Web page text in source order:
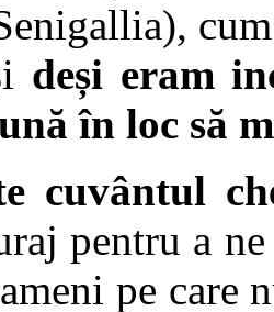
deși eram
în loc să
cuvântul
pentru a
pe care